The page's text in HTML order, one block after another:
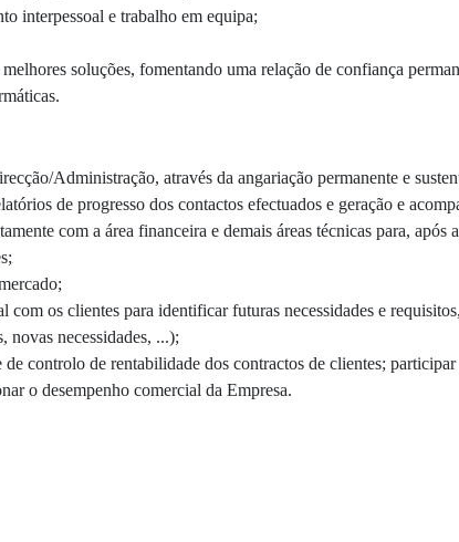
interpessoal e trabalho em equipa;
soluções, fomentando uma relação de confiança
Administração, através da angariação permanente e
de progresso dos contactos efectuados e geração e
com a área financeira e demais áreas técnicas para, após
os clientes para identificar futuras necessidades e
novas necessidades, ...);
controlo de rentabilidade dos contractos de clientes;
o desempenho comercial da Empresa.